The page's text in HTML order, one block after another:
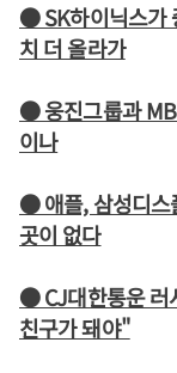
● SK하이닉스가
치 더 올라가
● 웅진그룹과
이나
● 애플, 삼성디스
곳이 없다
● CJ대한통운 러
친구가 돼야"